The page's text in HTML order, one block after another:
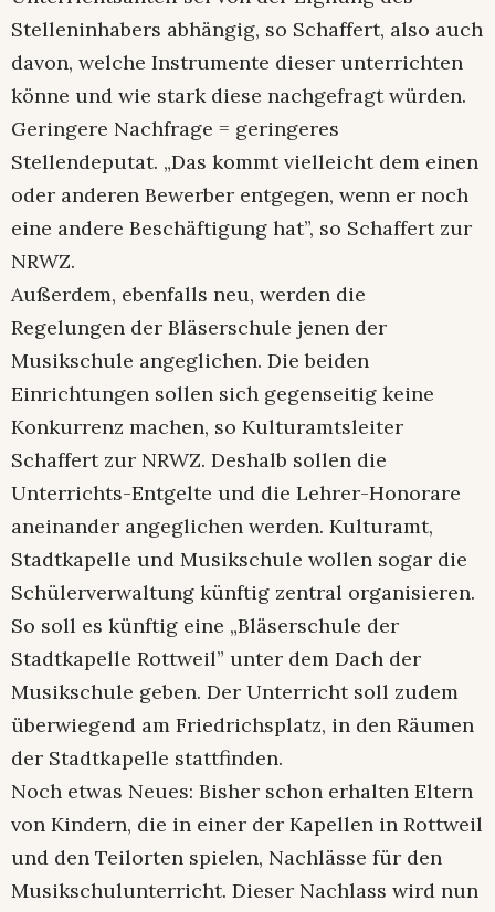
Stelleninhabers abhängig, so Schaffert, also auch
davon, welche Instrumente dieser unterrichten
könne und wie stark diese nachgefragt würden.
Geringere Nachfrage = geringeres
Stellendeputat. „Das kommt vielleicht dem einen
oder anderen Bewerber entgegen, wenn er noch
eine andere Beschäftigung hat”, so Schaffert zur
NRWZ.
Außerdem, ebenfalls neu, werden die
Regelungen der Bläserschule jenen der
Musikschule angeglichen. Die beiden
Einrichtungen sollen sich gegenseitig keine
Konkurrenz machen, so Kulturamtsleiter
Schaffert zur NRWZ. Deshalb sollen die
Unterrichts-Entgelte und die Lehrer-Honorare
aneinander angeglichen werden. Kulturamt,
Stadtkapelle und Musikschule wollen sogar die
Schülerverwaltung künftig zentral organisieren.
So soll es künftig eine „Bläserschule der
Stadtkapelle Rottweil” unter dem Dach der
Musikschule geben. Der Unterricht soll zudem
überwiegend am Friedrichsplatz, in den Räumen
der Stadtkapelle stattfinden.
Noch etwas Neues: Bisher schon erhalten Eltern
von Kindern, die in einer der Kapellen in Rottweil
und den Teilorten spielen, Nachlässe für den
Musikschulunterricht. Dieser Nachlass wird nun